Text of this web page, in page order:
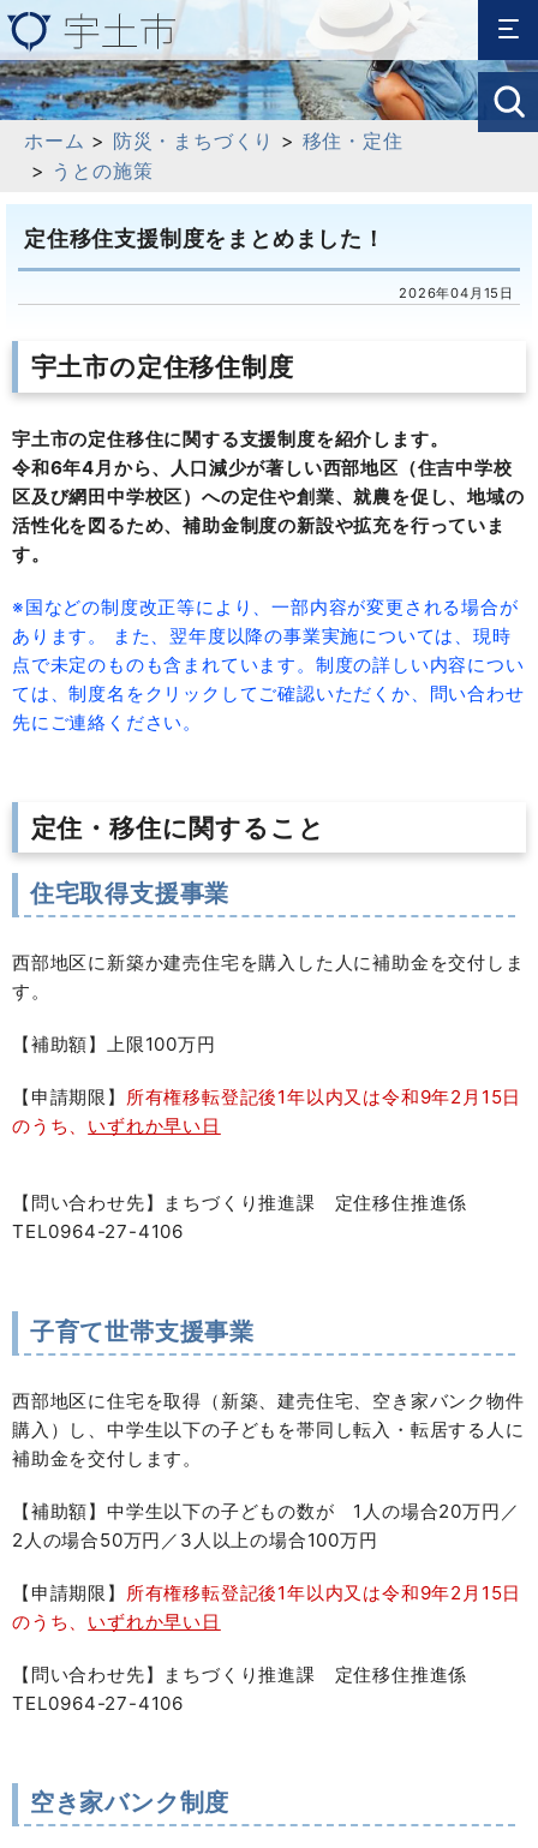
ホーム > 防災・まちづくり > 移住・定住
> うとの施策
定住移住支援制度をまとめました！
2026年04月15日
宇土市の定住移住制度
宇土市の定住移住に関する支援制度を紹介します。
令和6年4月から、人口減少が著しい西部地区（住吉中学校
区及び網田中学校区）への定住や創業、就農を促し、地域の
活性化を図るため、補助金制度の新設や拡充を行っていま
す。
※国などの制度改正等により、一部内容が変更される場合が
あります。 また、翌年度以降の事業実施については、現時
点で未定のものも含まれています。制度の詳しい内容につい
ては、制度名をクリックしてご確認いただくか、問い合わせ
先にご連絡ください。
定住・移住に関すること
住宅取得支援事業
西部地区に新築か建売住宅を購入した人に補助金を交付しま
す。
【補助額】上限100万円
【申請期限】
所有権移転登記後1年以内又は令和9年2月15日
のうち、 いずれか早い日
【問い合わせ先】まちづくり推進課 定住移住推進係
TEL0964-27-4106
子育て世帯支援事業
西部地区に住宅を取得（新築、建売住宅、空き家バンク物件
購入）し、中学生以下の子どもを帯同し転入・転居する人に
補助金を交付します。
【補助額】中学生以下の子どもの数が 1人の場合20万円／
2人の場合50万円／3人以上の場合100万円
【申請期限 】
所有権移転登記後1年以内又は令和9年2月15日
のうち、 いずれか早い日
【問い合わせ先】まちづくり推進課 定住移住推進係
TEL0964-27-4106
空き家バンク制度